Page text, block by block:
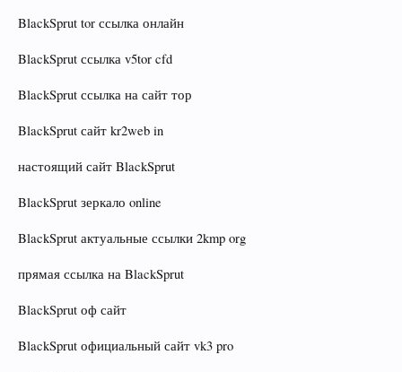
BlackSprut tor ссылка онлайн
BlackSprut ссылка v5tor cfd
BlackSprut ссылка на сайт тор
BlackSprut сайт kr2web in
настоящий сайт BlackSprut
BlackSprut зеркало online
BlackSprut актуальные ссылки 2kmp org
прямая ссылка на BlackSprut
BlackSprut оф сайт
BlackSprut официальный сайт vk3 pro